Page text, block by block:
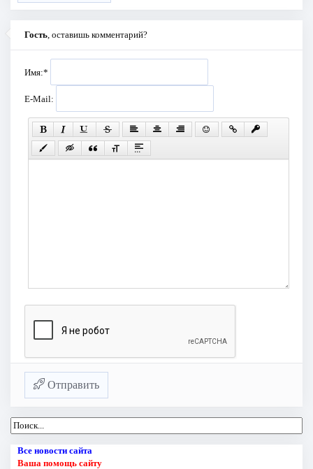
Гость , оставишь комментарий?
Имя:*
E-Mail:
Отправить
Все новости сайта
Ваша помощь сайту